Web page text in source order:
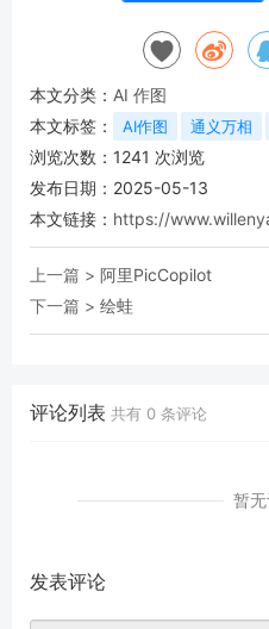
本文分类： AI 作图
本文标签：
AI作图 通义万相
浏览次数： 1241 次浏览
发布日期：2025-05-13
本文链接： https://
上一篇 > 阿里PicCopilot
下一篇 > 绘蛙
评论列表 共有 0 条评论
暂
发表评论